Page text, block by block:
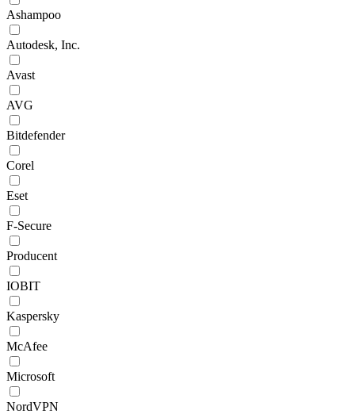
Ashampoo
Autodesk, Inc.
Avast
AVG
Bitdefender
Corel
Eset
F-Secure
Producent
IOBIT
Kaspersky
McAfee
Microsoft
NordVPN